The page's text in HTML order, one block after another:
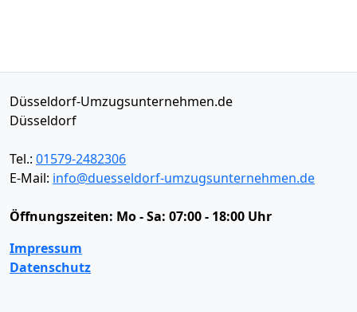
Düsseldorf-Umzugsunternehmen.de
Düsseldorf
Tel.: 01579-2482306
E-Mail: info@duesseldorf-umzugsunternehmen.de
Öffnungszeiten: Mo - Sa: 07:00 - 18:00 Uhr
Impressum
Datenschutz